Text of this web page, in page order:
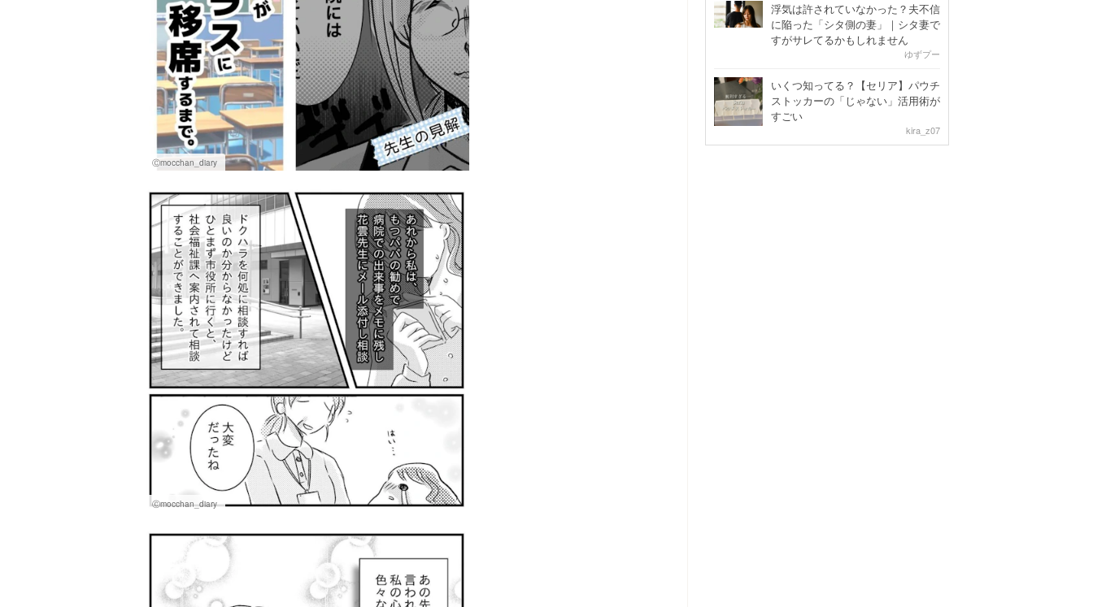
Ⓒmocchan_diary
Ⓒmocchan_diary
浮気は許されていなかった？夫不信
に陥った「シタ側の妻」｜シタ妻で
すがサレてるかもしれません
ゆずプー
いくつ知ってる？【セリア】パウチ
ストッカーの「じゃない」活用術が
すごい
kira_z07